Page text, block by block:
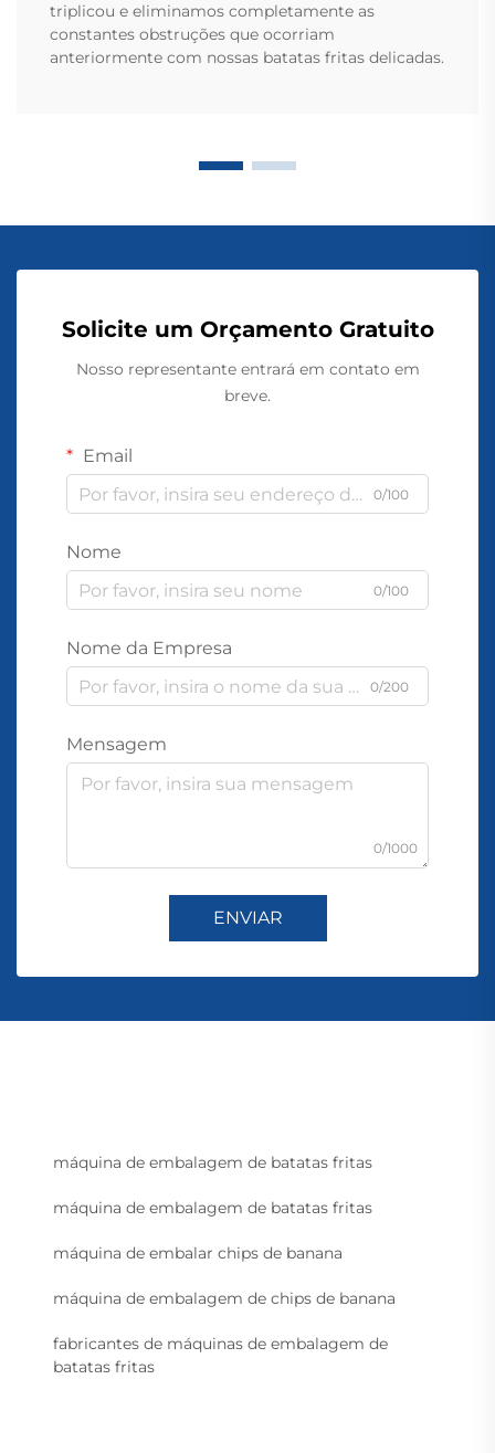
triplicou e eliminamos completamente as
constantes obstruções que ocorriam
anteriormente com nossas batatas fritas delicadas.
Solicite um Orçamento Gratuito
Nosso representante entrará em contato em
breve.
Email
0/100
Nome
0/100
Nome da Empresa
0/200
Mensagem
0/1000
ENVIAR
máquina de embalagem de batatas fritas
máquina de embalagem de batatas fritas
máquina de embalar chips de banana
máquina de embalagem de chips de banana
fabricantes de máquinas de embalagem de
batatas fritas